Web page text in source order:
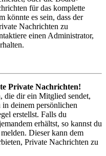
für das komplette
könnte es sein, dass der
Nachrichten zu
einen Administrator,
Private Nachrichten!
die dir ein Mitglied sendet,
deinem persönlichen
erstellst. Falls du
erhältst, so kannst du
Dieser kann dem
Private Nachrichten zu